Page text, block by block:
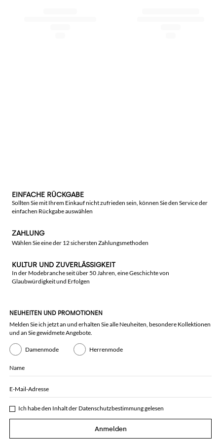
EINFACHE RÜCKGABE
Sollten Sie mit Ihrem Einkauf nicht zufrieden sein, können Sie den Service der
einfachen Rückgabe auswählen
ZAHLUNG
Wählen Sie eine der 12 sichersten Zahlungsmethoden
KULTUR UND ZUVERLÄSSIGKEIT
In der Modebranche seit über 50 Jahren, eine Geschichte von
Glaubwürdigkeit und Erfolgen
NEUHEITEN UND PROMOTIONEN
Melden Sie ich jetzt an und erhalten Sie alle Neuheiten, besondere Kollektionen
und an Sie gewidmete Angebote.
Damenmode Herrenmode
Name
E-Mail-Adresse
Ich habe den Inhalt der Datenschutzbestimmunggelesen
Anmelden